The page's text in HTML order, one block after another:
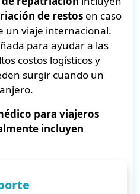
de restos en caso
un viaje internacional.
para ayudar a las
costos logísticos y
surgir cuando un
para viajeros
incluyen